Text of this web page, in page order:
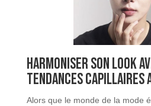
Harmoniser son look
tendances
Alors que le monde de la mode